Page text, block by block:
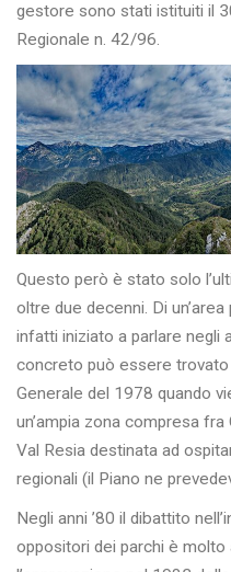
gestore sono stati istituiti il
Regionale n. 42/96.
Questo però è stato solo
oltre due decenni. Di
infatti iniziato a parlare negli
concreto può essere
Generale del 1978 quando
un’ampia zona compresa
Val Resia destinata ad
regionali (il Piano ne
Negli anni ’80 il dibattito
oppositori dei parchi è